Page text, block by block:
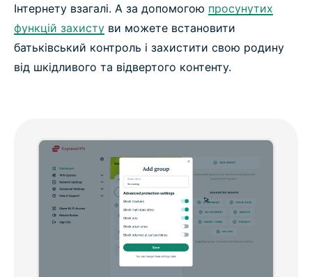
Інтернету взагалі. А за допомогою просунутих
функцій захисту ви можете встановити
батьківський контроль і захистити свою родину
від шкідливого та відвертого контенту.